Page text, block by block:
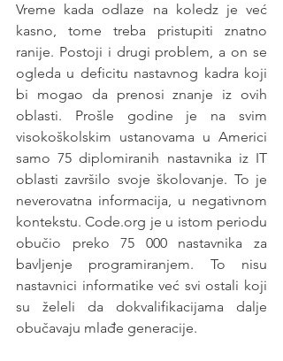
Vreme kada odlaze na koledz je već
kasno, tome treba pristupiti znatno
ranije. Postoji i drugi problem, a on se
ogleda u deficitu nastavnog kadra koji
bi mogao da prenosi znanje iz ovih
oblasti. Prošle godine je na svim
visokoškolskim ustanovama u Americi
samo 75 diplomiranih nastavnika iz IT
oblasti završilo svoje školovanje. To je
neverovatna informacija, u negativnom
kontekstu. Code.org je u istom periodu
obučio preko 75 000 nastavnika za
bavljenje programiranjem. To nisu
nastavnici informatike već svi ostali koji
su želeli da dokvalifikacijama dalje
obučavaju mlađe generacije.